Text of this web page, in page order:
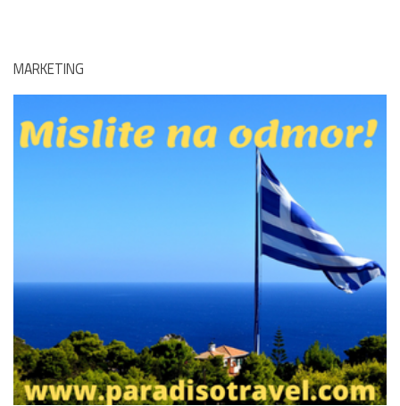
MARKETING